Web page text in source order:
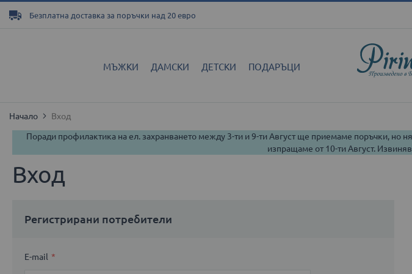
Безплатна доставка за поръчки над 20 евро
МЪЖКИ ДАМСКИ ДЕТСКИ ПОДАРЪЦИ
Начало Вход
Поради профилактика на ел. захранването между 3-ти и 9-ти Август ще приемаме поръчки,
изпращаме от 10-ти Август.
Вход
Регистрирани потребители
E-mail